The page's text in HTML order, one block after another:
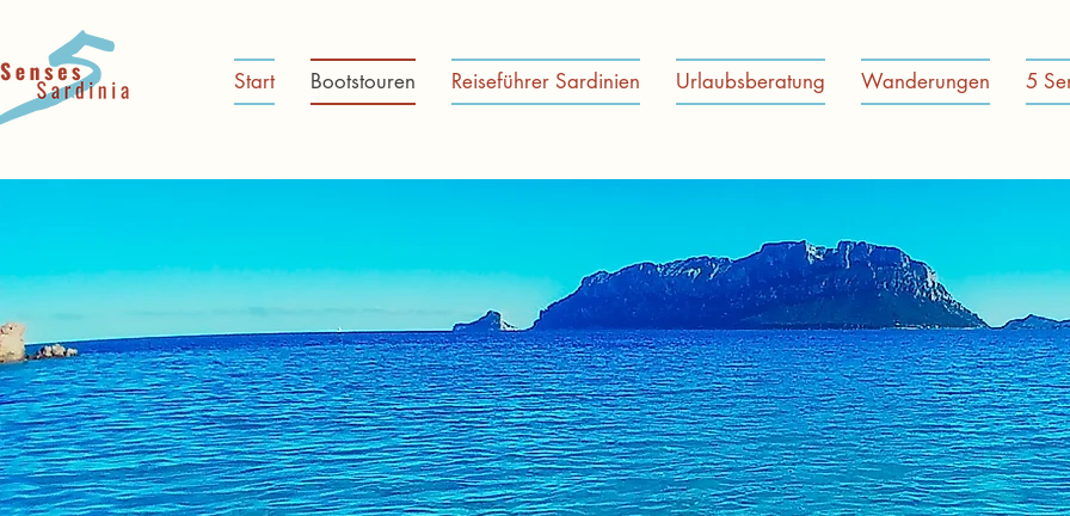
Start Bootstouren Reiseführer Sardinien Urlaubsberatung Wanderungen 5